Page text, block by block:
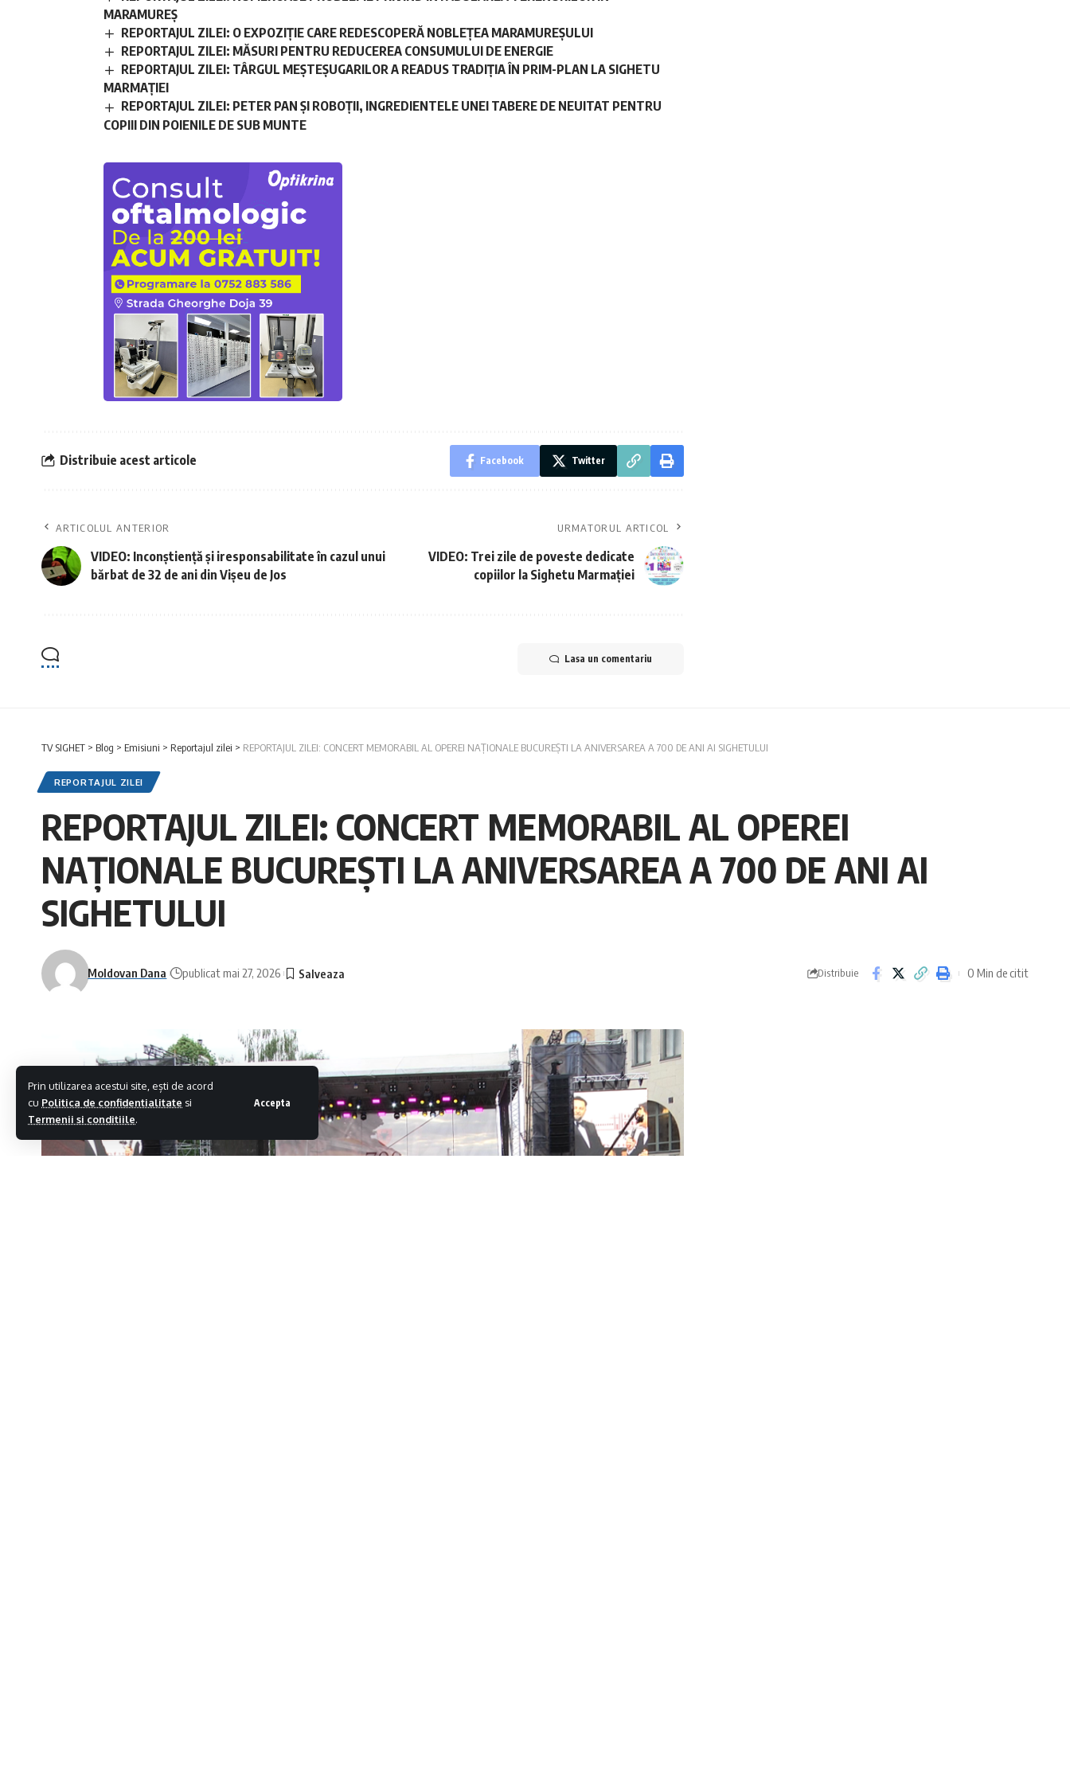
Prin utilizarea acestui site, ești de acord
cu Politica de confidentialitate si
Termenii si conditiile.
Accepta
MARAMUREȘ
REPORTAJUL ZILEI: O EXPOZIȚIE CARE REDESCOPERĂ NOBLEȚEA MARAMUREȘULUI
REPORTAJUL ZILEI: MĂSURI PENTRU REDUCEREA CONSUMULUI DE ENERGIE
REPORTAJUL ZILEI: TÂRGUL MEȘTEȘUGARILOR A READUS TRADIȚIA ÎN PRIM-PLAN LA SIGHETU
MARMAȚIEI
REPORTAJUL ZILEI: PETER PAN ȘI ROBOȚII, INGREDIENTELE UNEI TABERE DE NEUITAT PENTRU
COPIII DIN POIENILE DE SUB MUNTE
Distribuie acest articole Facebook Twitter
ARTICOLUL ANTERIOR
VIDEO: Inconștiență și iresponsabilitate în cazul unui
bărbat de 32 de ani din Vișeu de Jos
URMATORUL ARTICOL
VIDEO: Trei zile de poveste dedicate
copiilor la Sighetu Marmației
Lasa un comentariu
TV SIGHET > Blog > Emisiuni > Reportajul zilei > REPORTAJUL ZILEI: CONCERT MEMORABIL AL OPEREI NAȚIONALE BUCUREȘTI LA ANIVERSAREA A 700 DE ANI AI SIGHETULUI
REPORTAJUL ZILEI
REPORTAJUL ZILEI: CONCERT MEMORABIL AL OPEREI
NAȚIONALE BUCUREȘTI LA ANIVERSAREA A 700 DE ANI AI
SIGHETULUI
Moldovan Dana publicat mai 27, 2026 Distribuie 0 Min de citit